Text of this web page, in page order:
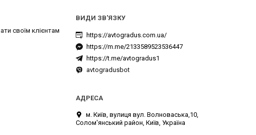
своїм клієнтам
https://avtogradus.com.ua/
https://m.me/2133589523536447
https://t.me/avtogradus1
avtogradusbot
м. Київ, вулиця вул. Волноваська,10,
Солом'янський район, Київ, Україна